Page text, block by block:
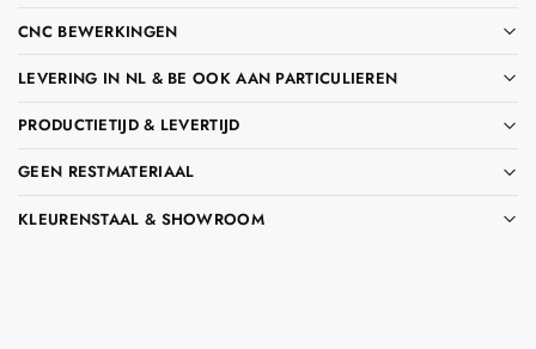
CNC BEWERKINGEN
LEVERING IN NL & BE OOK AAN PARTICULIEREN
PRODUCTIETIJD & LEVERTIJD
GEEN RESTMATERIAAL
KLEURENSTAAL & SHOWROOM